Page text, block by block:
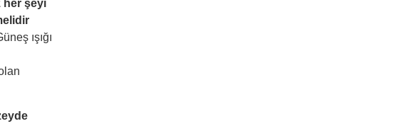
her şeyi
ışığı